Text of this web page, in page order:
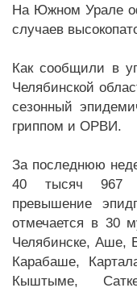
На Южном Урале
случаев
Как сообщили в
Челябинской
сезонный
гриппом и ОРВИ.
За последнюю
40 тысяч 967
превышение
отмечается в 30
Челябинске, Аше,
Карабаше,
Кыштыме,